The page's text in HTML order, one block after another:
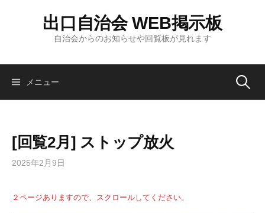
ツ
出口自治会 WEB掲示板
自治会からのお知らせや回覧板が見れます
メニュー 検
[回覧2月] ストップ放火
2025年2月9日
２ページありますので、スクロールしてください。